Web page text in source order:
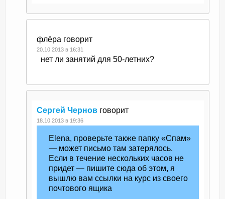
флёра говорит
20.10.2013 в 16:31
нет ли занятий для 50-летних?
Сергей Чернов говорит
18.10.2013 в 19:36
Elena, проверьте также папку «Спам»
— может письмо там затерялось.
Если в течение нескольких часов не
придет — пишите сюда об этом, я
вышлю вам ссылки на курс из своего
почтового ящика